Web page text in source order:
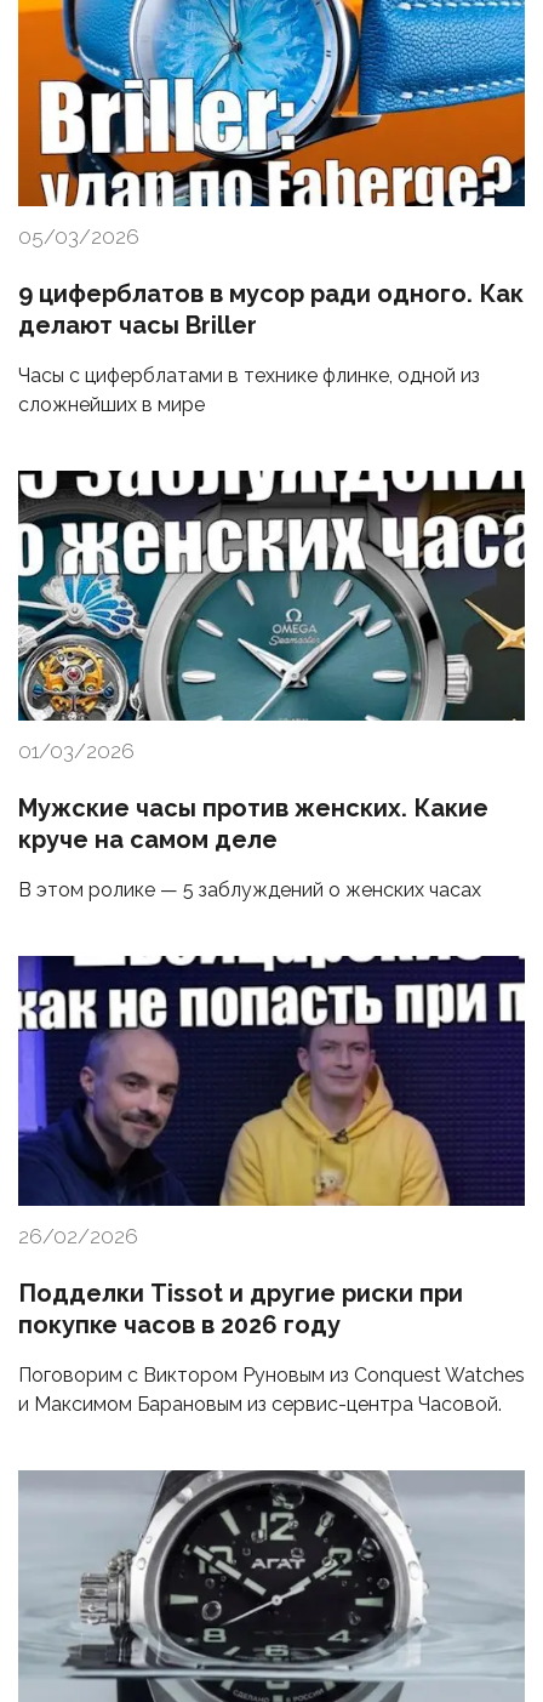
05/03/2026
9 циферблатов в мусор ради одного. Как
делают часы Briller
Часы с циферблатами в технике флинке, одной из
сложнейших в мире
01/03/2026
Мужские часы против женских. Какие
круче на самом деле
В этом ролике — 5 заблуждений о женских часах
26/02/2026
Подделки Tissot и другие риски при
покупке часов в 2026 году
Поговорим с Виктором Руновым из Conquest Watches
и Максимом Барановым из сервис-центра Часовой.